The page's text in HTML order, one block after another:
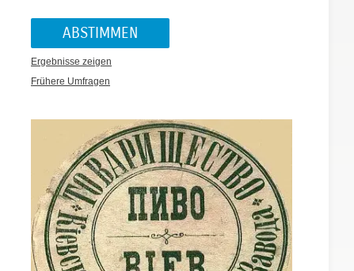
Ergebnisse zeigen
Frühere Umfragen